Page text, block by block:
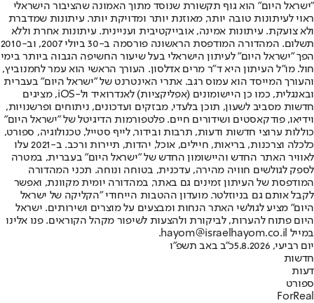
"ישראל היום" הוא גוף תקשורת שנוסד מתוך האמונה שהציבור הישראלי
ראוי לעיתונות טובה יותר, מאוזנת יותר ומדויקת יותר. עיתונות שמדברת
ולא צועקת. עיתונות אמינה, אובייקטיבית ועניינית. עיתונות אחרת וללא
תשלום. המהדורה המודפסת הראשונה פורסמה ב-30 ביולי 2007, וב-2010
הפך "ישראל היום" לעיתון הישראלי בעל שיעור החשיפה הגבוה ביותר בימי
חול. מו"ל העיתון היא ד"ר מרים אדלסון. העורך הראשי הוא עמר לחמנוביץ,
והעורך המייסד הוא עמוס רגב. אתרי האינטרנט של "ישראל היום" בעברית
ובאנגלית, כמו כן היישומונים (אפליקציות) לאנדרואיד ול-iOS, מציגים
חדשות מסביב לשעון, תוכן בלעדי, מבזקים ועדכונים, ניתוחים ופרשנויות,
וידיאו, פודקאסטים ושידורים חיים. פלטפורמות הדיגיטל של "ישראל היום"
כוללות ערוצי חדשות ודעות, תרבות ובידור, לייף סטייל, טכנולוגיה, ספורט,
כלכלה וצרכנות, בריאות, חיילים, אוכל, יהדות, תיירות ורכב. ב-2021 עלו
לאוויר האתר החדש והיישומון החדש של "ישראל היום" בעברית, במטרה
לספק לגולשים חוויה מהירה, עדכנית, בטוחה ונוחה. תכני המהדורה
המודפסת של העיתון זמינים גם באתר, במהדורה יומית מקוונת, ואפשר
לקבל אותם גם בניוזלטר. מועדון ההטבות הייחודי "הקליקה של ישראל
היום" מציע לגולשי האתר הנחות ומבצעים על מוצרים ושירותים. ישראל
היום פתוח להערות, לביקורת ולהצעות לשיפור מקהל הקוראים. פנו אלינו
במייל hayom@israelhayom.co.il.
יום רביעי, 5.8.2026
כ"ב באב תשפ"ו
חדשות
דעות
ספורט
ForReal